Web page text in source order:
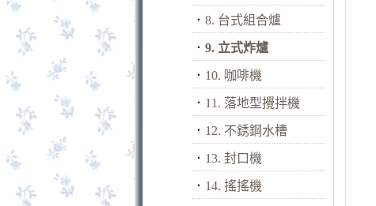
． 8. 台式組合爐
． 9. 立式炸爐
． 10. 咖啡機
． 11. 落地型攪拌機
． 12. 不銹鋼水槽
． 13. 封口機
． 14. 搖搖機